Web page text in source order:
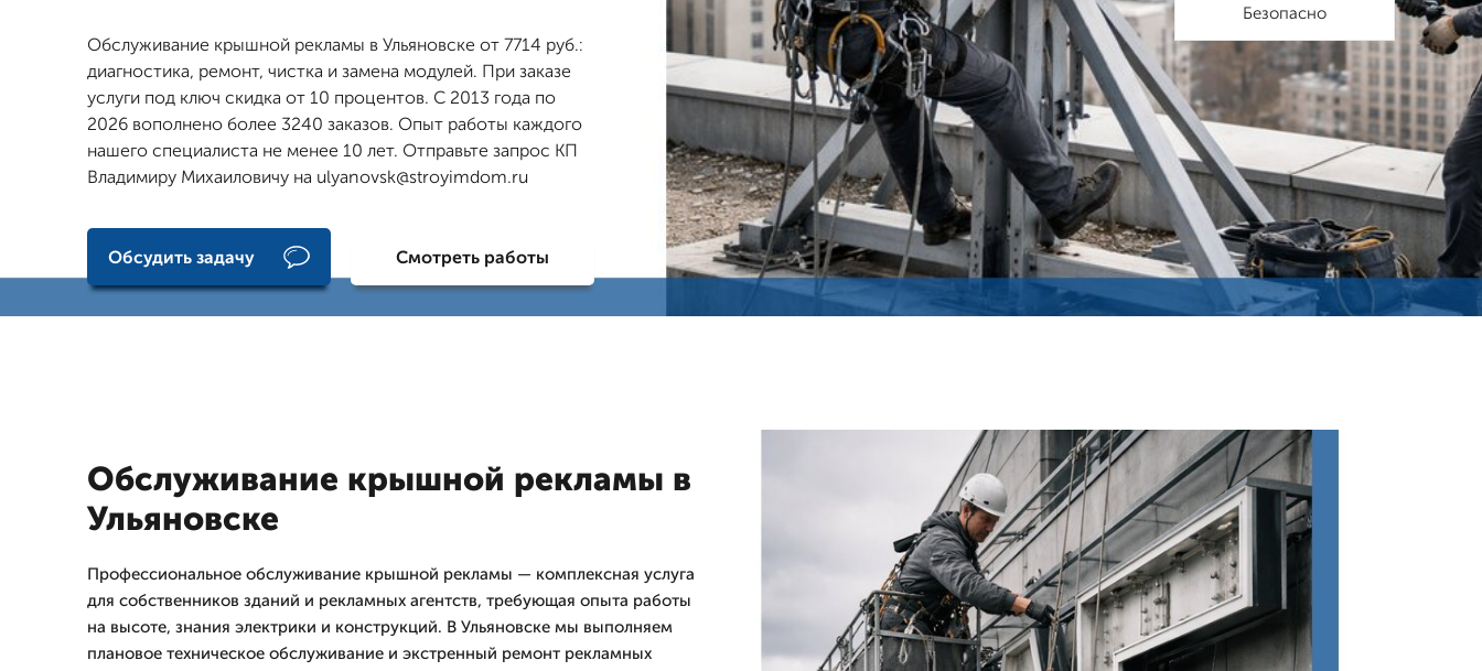
Обслуживание крышной рекламы в Ульяновске от 7714 руб.:
диагностика, ремонт, чистка и замена модулей. При заказе
услуги под ключ скидка от 10 процентов. С 2013 года по
2026 вополнено более 3240 заказов. Опыт работы каждого
нашего специалиста не менее 10 лет. Отправьте запрос КП
Владимиру Михаиловичу на ulyanovsk@stroyimdom.ru
Обсудить задачу Смотреть работы
Безопасно
Обслуживание крышной рекламы в
Ульяновске
Профессиональное обслуживание крышной рекламы — комплексная услуга
для собственников зданий и рекламных агентств, требующая опыта работы
на высоте, знания электрики и конструкций. В Ульяновске мы выполняем
плановое техническое обслуживание и экстренный ремонт рекламных